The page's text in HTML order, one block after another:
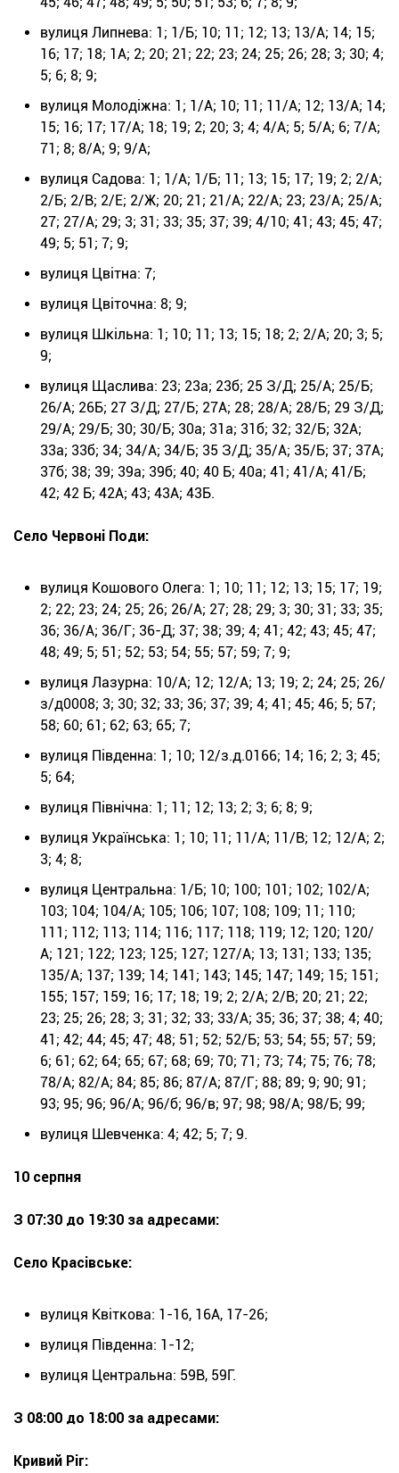
вулиця Липнева: 1; 1/Б; 10; 11; 12; 13; 13/А; 14; 15;
16; 17; 18; 1А; 2; 20; 21; 22; 23; 24; 25; 26; 28; 3; 30; 4;
5; 6; 8; 9;
вулиця Молодіжна: 1; 1/А; 10; 11; 11/А; 12; 13/А; 14;
15; 16; 17; 17/А; 18; 19; 2; 20; 3; 4; 4/А; 5; 5/А; 6; 7/А;
71; 8; 8/А; 9; 9/А;
вулиця Садова: 1; 1/А; 1/Б; 11; 13; 15; 17; 19; 2; 2/А;
2/Б; 2/В; 2/Е; 2/Ж; 20; 21; 21/А; 22/А; 23; 23/А; 25/А;
27; 27/А; 29; 3; 31; 33; 35; 37; 39; 4/10; 41; 43; 45; 47;
49; 5; 51; 7; 9;
вулиця Цвітна: 7;
вулиця Цвіточна: 8; 9;
вулиця Шкільна: 1; 10; 11; 13; 15; 18; 2; 2/А; 20; 3; 5;
9;
вулиця Щаслива: 23; 23а; 23б; 25 З/Д; 25/А; 25/Б;
26/А; 26Б; 27 З/Д; 27/Б; 27А; 28; 28/А; 28/Б; 29 З/Д;
29/А; 29/Б; 30; 30/Б; 30а; 31а; 31б; 32; 32/Б; 32А;
33а; 33б; 34; 34/А; 34/Б; 35 З/Д; 35/А; 35/Б; 37; 37А;
37б; 38; 39; 39а; 39б; 40; 40 Б; 40а; 41; 41/А; 41/Б;
42; 42 Б; 42А; 43; 43А; 43Б.
Село Червоні Поди:
вулиця Кошового Олега: 1; 10; 11; 12; 13; 15; 17; 19;
2; 22; 23; 24; 25; 26; 26/А; 27; 28; 29; 3; 30; 31; 33; 35;
36; 36/А; 36/Г; 36-Д; 37; 38; 39; 4; 41; 42; 43; 45; 47;
48; 49; 5; 51; 52; 53; 54; 55; 57; 59; 7; 9;
вулиця Лазурна: 10/А; 12; 12/А; 13; 19; 2; 24; 25; 26/
з/д0008; 3; 30; 32; 33; 36; 37; 39; 4; 41; 45; 46; 5; 57;
58; 60; 61; 62; 63; 65; 7;
вулиця Південна: 1; 10; 12/з.д.0166; 14; 16; 2; 3; 45;
5; 64;
вулиця Північна: 1; 11; 12; 13; 2; 3; 6; 8; 9;
вулиця Українська: 1; 10; 11; 11/А; 11/В; 12; 12/А; 2;
3; 4; 8;
вулиця Центральна: 1/Б; 10; 100; 101; 102; 102/А;
103; 104; 104/А; 105; 106; 107; 108; 109; 11; 110;
111; 112; 113; 114; 116; 117; 118; 119; 12; 120; 120/
А; 121; 122; 123; 125; 127; 127/А; 13; 131; 133; 135;
135/А; 137; 139; 14; 141; 143; 145; 147; 149; 15; 151;
155; 157; 159; 16; 17; 18; 19; 2; 2/А; 2/В; 20; 21; 22;
23; 25; 26; 28; 3; 31; 32; 33; 33/А; 35; 36; 37; 38; 4; 40;
41; 42; 44; 45; 47; 48; 51; 52; 52/Б; 53; 54; 55; 57; 59;
6; 61; 62; 64; 65; 67; 68; 69; 70; 71; 73; 74; 75; 76; 78;
78/А; 82/А; 84; 85; 86; 87/А; 87/Г; 88; 89; 9; 90; 91;
93; 95; 96; 96/А; 96/б; 96/в; 97; 98; 98/А; 98/Б; 99;
вулиця Шевченка: 4; 42; 5; 7; 9.
10 серпня
З 07:30 до 19:30 за адресами:
Село Красівське:
вулиця Квіткова: 1-16, 16А, 17-26;
вулиця Південна: 1-12;
вулиця Центральна: 59В, 59Г.
З 08:00 до 18:00 за адресами:
Кривий Ріг: